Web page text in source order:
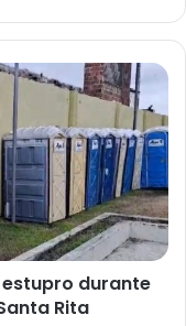
durante
Rita